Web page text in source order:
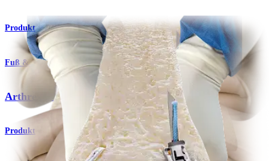
Produkt
Fuß & Sprunggelenk
Arthrex Amnion™ Matrix
Produkt